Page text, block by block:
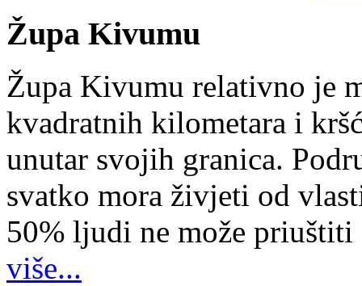
Župa Kivumu
Župa Kivumu relativno je
kvadratnih kilometara i
unutar svojih granica.
svatko mora živjeti od
50% ljudi ne može
više...